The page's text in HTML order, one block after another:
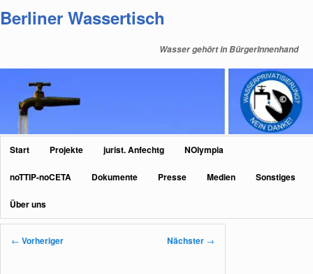
primären
Berliner Wassertisch
Wasser gehört in BürgerInnenhand
Hauptmenü
Start Projekte jurist. Anfechtg NOlympia
noTTIP-noCETA Dokumente Presse Medien Sonstiges
Über uns
Beitragsnavigation
← Vorheriger Nächster →